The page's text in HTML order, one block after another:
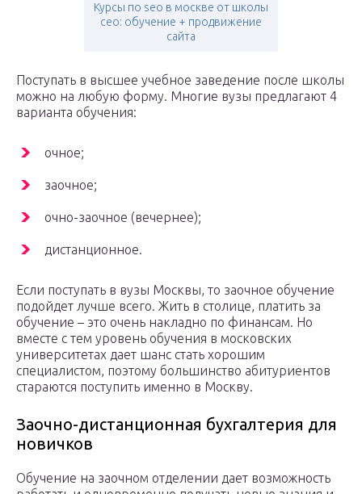
Курсы по seo в москве от школы
сео: обучение + продвижение
сайта
Поступать в высшее учебное заведение после школы
можно на любую форму. Многие вузы предлагают 4
варианта обучения:
очное;
заочное;
очно-заочное (вечернее);
дистанционное.
Если поступать в вузы Москвы, то заочное обучение
подойдет лучше всего. Жить в столице, платить за
обучение – это очень накладно по финансам. Но
вместе с тем уровень обучения в московских
университетах дает шанс стать хорошим
специалистом, поэтому большинство абитуриентов
стараются поступить именно в Москву.
Заочно-дистанционная бухгалтерия для
новичков
Обучение на заочном отделении дает возможность